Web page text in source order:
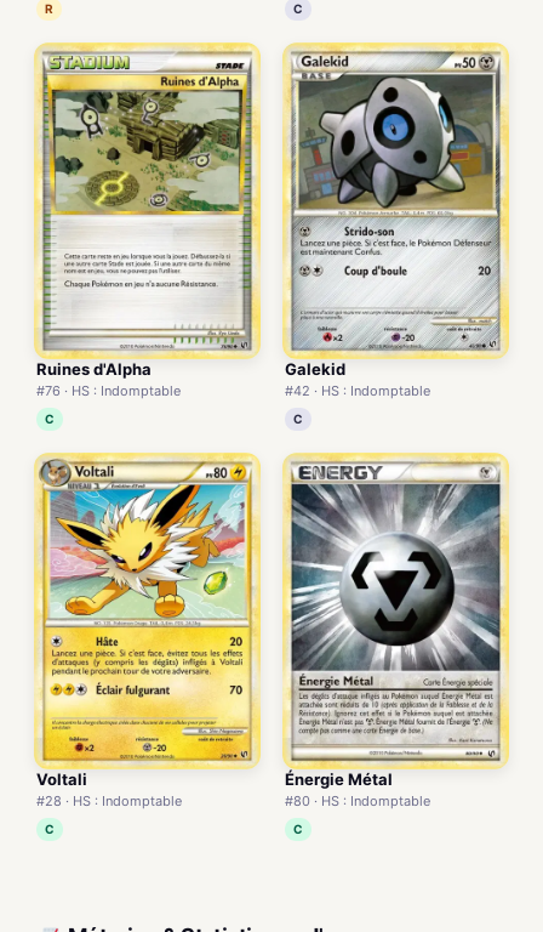
R C
Ruines d'Alpha
#76 · HS : Indomptable
C
Galekid
#42 · HS : Indomptable
C
Voltali
#28 · HS : Indomptable
C
Énergie Métal
#80 · HS : Indomptable
C